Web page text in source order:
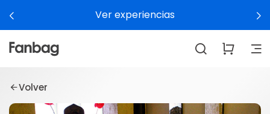
Ver experiencias
Volver